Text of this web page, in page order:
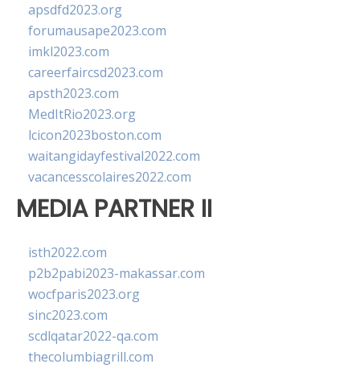
apsdfd2023.org
forumausape2023.com
imkl2023.com
careerfaircsd2023.com
apsth2023.com
MedItRio2023.org
lcicon2023boston.com
waitangidayfestival2022.com
vacancesscolaires2022.com
MEDIA PARTNER II
isth2022.com
p2b2pabi2023-makassar.com
wocfparis2023.org
sinc2023.com
scdlqatar2022-qa.com
thecolumbiagrill.com